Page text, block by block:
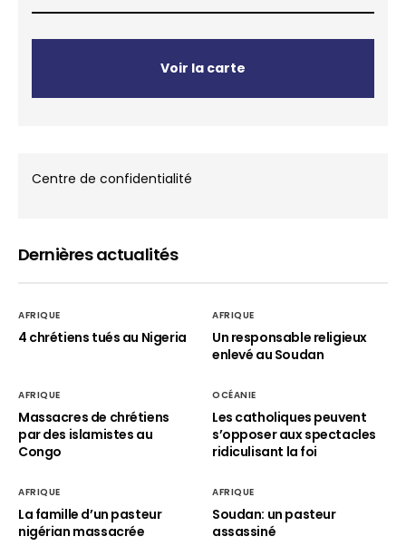
Voir la carte
Centre de confidentialité
Dernières actualités
AFRIQUE
4 chrétiens tués au Nigeria
AFRIQUE
Un responsable religieux
enlevé au Soudan
AFRIQUE
Massacres de chrétiens
par des islamistes au
Congo
OCÉANIE
Les catholiques peuvent
s’opposer aux spectacles
ridiculisant la foi
AFRIQUE
La famille d’un pasteur
nigérian massacrée
AFRIQUE
Soudan: un pasteur
assassiné